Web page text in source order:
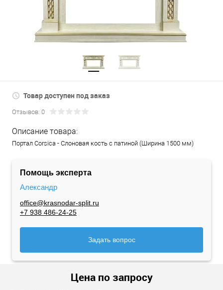
Товар доступен под заказ
Отзывов: 0
Описание товара:
Портал Corsica - Слоновая кость с патиной (Ширина 1500 мм)
Помощь эксперта
Александр
office@krasnodar-split.ru
+7 938 486-24-25
Задать вопрос
Цена по запросу